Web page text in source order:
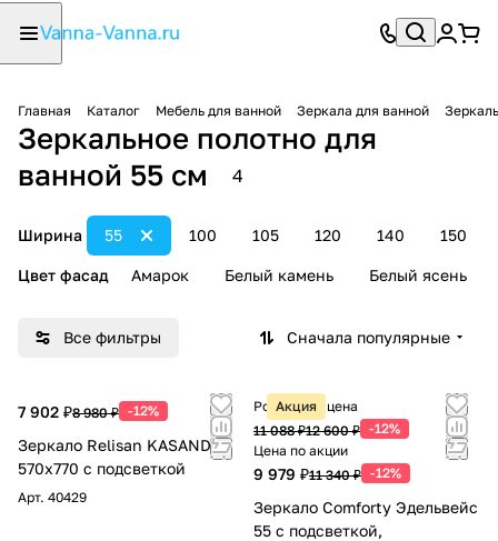
Главная Каталог Мебель для ванной Зеркала для ванной
Зеркальное полотно для
ванной 55 см
4
Ширина 100 105 120 140 150
55
Цвет фасад Амарок Белый камень Белый ясень
Все фильтры Сначала популярные
7 902 ₽8 980 ₽ -12%
Зеркало Relisan KASANDRA
570х770 с подсветкой
Арт. 40429
Акция
Розничная цена
11 088 ₽12 600 ₽ -12%
Цена по акции
9 979 ₽11 340 ₽ -12%
Зеркало Comforty Эдельвейс
55 с подсветкой,